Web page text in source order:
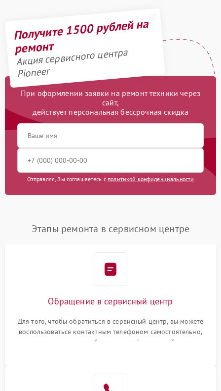
Получите 1500 рублей на
ремонт
Акция сервисного центра
Pioneer
При оформлении заявки на ремонт техники через
сайт,
действует персональная бессрочная скидка
Отправляя, Вы соглашаетесь с политикой конфиденциальности
Этапы ремонта в сервисном центре
Обращение в сервисный центр
Для того, чтобы обратиться в сервисный центр, вы можете
воспользоваться контактным телефоном самостоятельно,
или оставить свой номер телефона на сайте